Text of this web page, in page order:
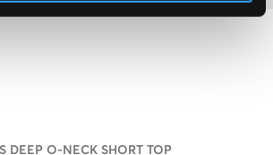
DEEP O-NECK SHORT TOP